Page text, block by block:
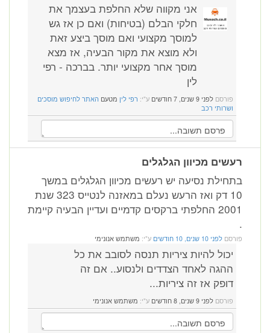
אני מקווה שלא החלפת בעצמך את
חלקי הבלם (בטיחות) ואם כן אז גש
למוסך מקצועי ואם מוסך ביצע זאת
ולא מוצא את מקור הבעיה, אז מצא
מוסך אחר מקצועי יותר. בברכה - רפי
לין
פורסם לפני 9 שנים, 7 חודשים ע"י: רפי לין מטעם האתר לחיפוש מוסכים
ושרותי רכב
רעשים מכיוון הגלגלים
בתחילת נסיעה יש רעשים מכיוון הגלגלים במשך
10 דק ואז הרעש נעלם במאזנה לנטייס 323 שנת
2001 החלפתי ברקסים קדמיים ועדיין הבעיה קיימת
.
פורסם לפני 10 שנים, 10 חודשים ע"י: משתמש אנונימי
יכול להיות ציריות תנסה לסובב את כל
ההגה לאחד הצדדים ולנסוע.. אם זה
דופק אז זה ציריות...
פורסם לפני 9 שנים, 8 חודשים ע"י: משתמש אנונימי